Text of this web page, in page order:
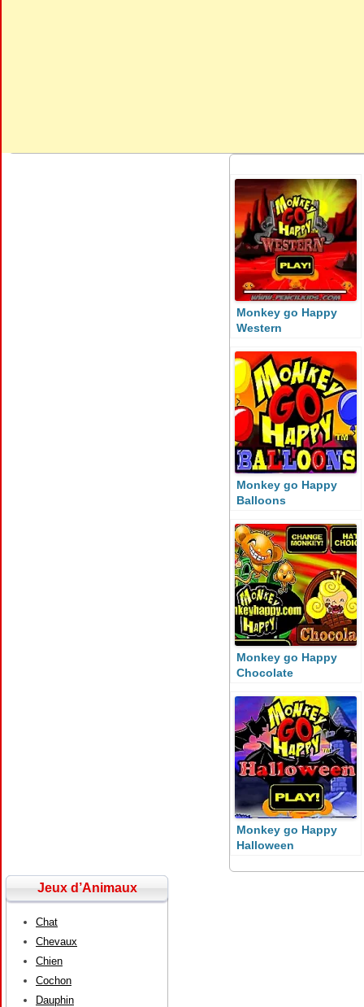
Monkey go Happy
Western
Monkey go Happy
Balloons
Monkey go Happy
Chocolate
Monkey go Happy
Halloween
Jeux d’Animaux
Chat
Chevaux
Chien
Cochon
Dauphin